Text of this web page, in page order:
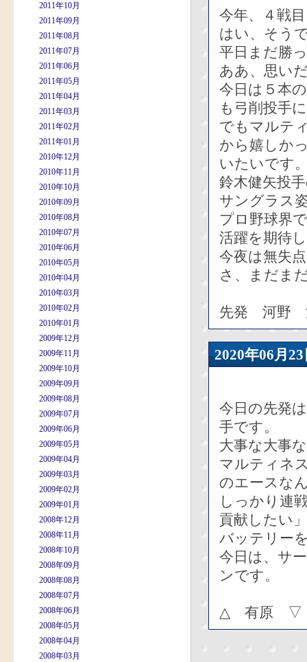
2011年10月
2011年09月
2011年08月
2011年07月
2011年06月
2011年05月
2011年04月
2011年03月
2011年02月
2011年01月
2010年12月
2010年11月
2010年10月
2010年09月
2010年08月
2010年07月
2010年06月
2010年05月
2010年04月
2010年03月
2010年02月
2010年01月
2009年12月
2009年11月
2009年10月
2009年09月
2009年08月
2009年07月
2009年06月
2009年05月
2009年04月
2009年03月
2009年02月
2009年01月
2008年12月
2008年11月
2008年10月
2008年09月
2008年08月
2008年07月
2008年06月
2008年05月
2008年04月
2008年03月
今年、４戦
はい、そう
平日まだ勝
ああ、思い
今日は５本
も弓削投手
でもマルテ
から嬉しか
いたいです
鈴木健矢投
サングラス
プロ野球界
活躍を期待
今夜は無失
さ、まだま
先発 河野
2020年06
今日の先発
手です。
大事な大事
マルティネ
のエースな
しっかり連
貢献したい
バッテリー
今日は、サ
ンです。
△ 有原 ▽